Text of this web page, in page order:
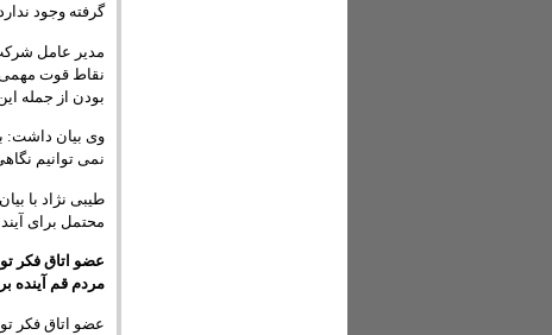
گرفته وجود
مدیر عامل شرکت
نقاط قوت مهمی
بودن از جمله
وی بیان داشت:
نمی توانیم
طیبی نژاد با
محتمل برای
عضو اتاق فکر
مردم قم آینده
عضو اتاق فکر